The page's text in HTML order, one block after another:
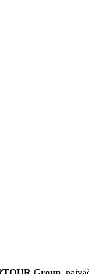
rezorte
v sesterskom
alkoholických aj
18:00)
RIU Atoll (0:00 -
rezorte RIU
rezorte RIU
nápojov
programy
ihrisko, detský
masáží a